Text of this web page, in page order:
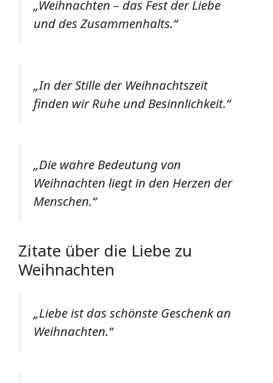
„Weihnachten – das Fest der Liebe
und des Zusammenhalts.“
„In der Stille der Weihnachtszeit
finden wir Ruhe und Besinnlichkeit.“
„Die wahre Bedeutung von
Weihnachten liegt in den Herzen der
Menschen.“
Zitate über die Liebe zu
Weihnachten
„Liebe ist das schönste Geschenk an
Weihnachten.“